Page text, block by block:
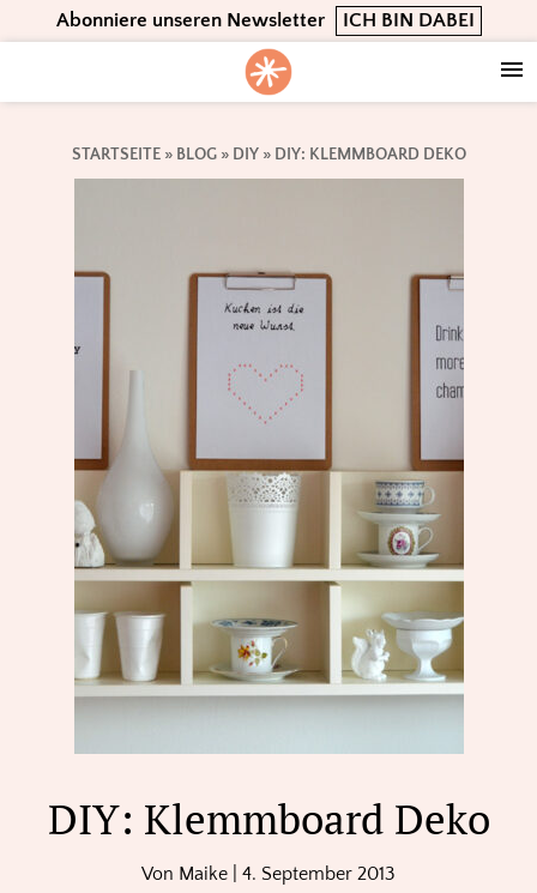
to
navigation
to
content
to
Abonniere unseren Newsletter ICH BIN DABEI
STARTSEITE» BLOG» DIY» DIY: KLEMMBOARD DEKO
DIY: Klemmboard Deko
Von Maike 4. September 2013